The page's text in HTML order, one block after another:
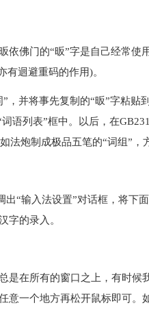
依佛门的“昄”字是自己经常
有迴避重码的作用)。
并将事先复制的“昄”字粘贴
语列表”框中。以后，在
法炮制成极品五笔的“词组”，
出“输入法设置”对话框，将下
字的录入。
是在所有的窗口之上，有时
意一个地方再松开鼠标即可